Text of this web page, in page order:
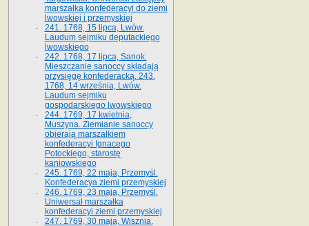
marszałka konfederacyi do ziemi
lwowskiej i przemyskiej
241. 1768, 15 lipca, Lwów.
Laudum sejmiku deputackiego
lwowskiego
242. 1768, 17 lipca, Sanok.
Mieszczanie sanoccy składają
przysięgę konfederacką. 243.
1768, 14 września, Lwów.
Laudum sejmiku
gospodarskiego lwowskiego
244. 1769, 17 kwietnia,
Muszyna. Ziemianie sanoccy
obierają marszałkiem
konfederacyi Ignacego
Potockiego, starostę
kaniowskiego
245. 1769, 22 maja, Przemyśl.
Konfederacya ziemi przemyskiej
246. 1769, 23 maja, Przemyśl.
Uniwersał marszałka
konfederacyi ziemi przemyskiej
247. 1769, 30 maja, Wisznia.